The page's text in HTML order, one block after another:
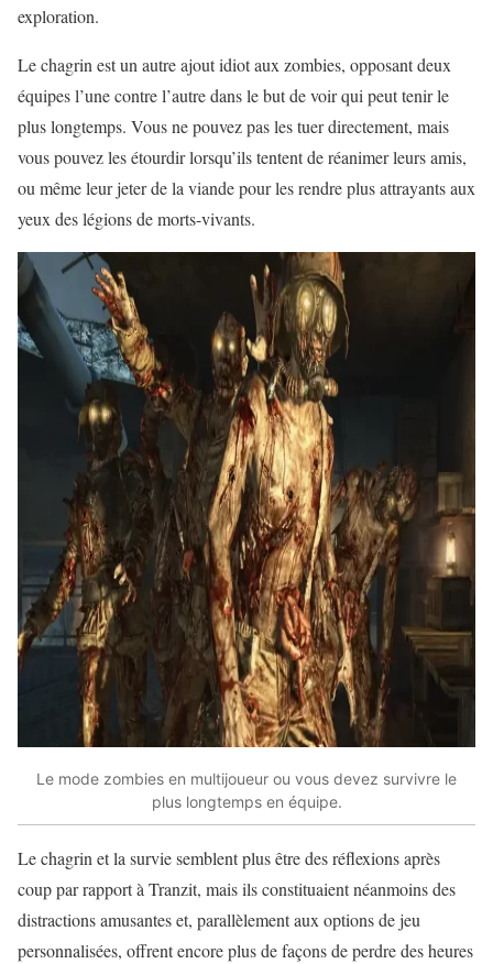
exploration.
Le chagrin est un autre ajout idiot aux zombies, opposant deux
équipes l’une contre l’autre dans le but de voir qui peut tenir le
plus longtemps. Vous ne pouvez pas les tuer directement, mais
vous pouvez les étourdir lorsqu’ils tentent de réanimer leurs amis,
ou même leur jeter de la viande pour les rendre plus attrayants aux
yeux des légions de morts-vivants.
Le mode zombies en multijoueur ou vous devez survivre le
plus longtemps en équipe.
Le chagrin et la survie semblent plus être des réflexions après
coup par rapport à Tranzit, mais ils constituaient néanmoins des
distractions amusantes et, parallèlement aux options de jeu
personnalisées, offrent encore plus de façons de perdre des heures